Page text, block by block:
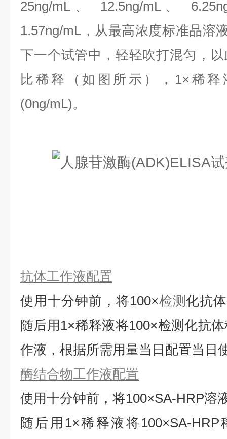
25ng/mL、 12.5ng/mL、
1.57ng/mL， 从最高浓度标准品溶
下一个试管中，轻轻吹打混匀，
比稀释（如图所示），1×稀
(0ng/mL)。
抗体工作液配置
使用十分钟前，将100×检测化抗
随后用1×稀释液将100×检测化抗
作液，根据所需用量当日配置当日
酶结合物工作液配置
使用十分钟前，将100×SA-HRP溶
随后用1×稀释液将100×SA-HRP